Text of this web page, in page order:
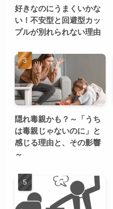
好きなのにうまくいかな
い！不安型と回避型カッ
プルが別れられない理由
隠れ毒親かも？～「うち
は毒親じゃないのに」と
感じる理由と、その影響
～